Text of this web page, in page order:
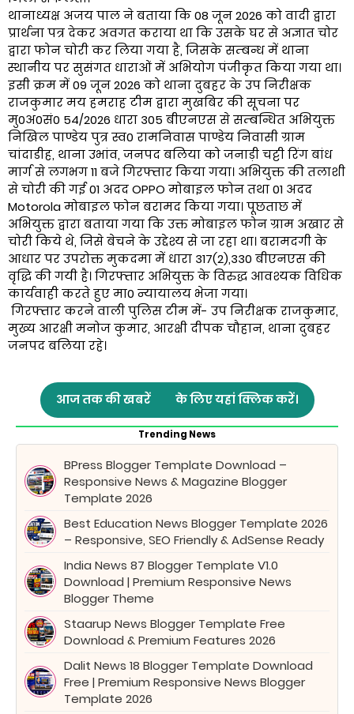
थानाध्यक्ष अजय पाल ने बताया कि 08 जून 2026 को वादी द्वारा
प्रार्थना पत्र देकर अवगत कराया था कि उसके घर से अज्ञात चोर
द्वारा फोन चोरी कर लिया गया है, जिसके सम्बन्ध में थाना
स्थानीय पर सुसंगत धाराओं में अभियोग पंजीकृत किया गया था।
इसी क्रम में 09 जून 2026 को थाना दुबहर के उप निरीक्षक
राजकुमार मय हमराह टीम द्वारा मुखबिर की सूचना पर
मु0अ0सं0 54/2026 धारा 305 बीएनएस से सम्बन्धित अभियुक्त
निखिल पाण्डेय पुत्र स्व0 रामनिवास पाण्डेय निवासी ग्राम
चांदाडीह, थाना उभांव, जनपद बलिया को जनाड़ी चट्टी रिंग बांध
मार्ग से लगभग 11 बजे गिरफ्तार किया गया। अभियुक्त की तलाशी
से चोरी की गई 01 अदद OPPO मोबाइल फोन तथा 01 अदद
Motorola मोबाइल फोन बरामद किया गया। पूछताछ में
अभियुक्त द्वारा बताया गया कि उक्त मोबाइल फोन ग्राम अखार से
चोरी किये थे, जिसे बेचने के उद्देश्य से जा रहा था। बरामदगी के
आधार पर उपरोक्त मुकदमा में धारा 317(2),330 बीएनएस की
वृद्धि की गयी है। गिरफ्तार अभियुक्त के विरुद्ध आवश्यक विधिक
कार्यवाही करते हुए मा0 न्यायालय भेजा गया।
गिरफ्तार करने वाली पुलिस टीम में- उप निरीक्षक राजकुमार,
मुख्य आरक्षी मनोज कुमार, आरक्षी दीपक चौहान, थाना दुबहर
जनपद बलिया रहे।
आज तक की खबरें के लिए यहां क्लिक करें।
Trending News
BPress Blogger Template Download –
Responsive News & Magazine Blogger
Template 2026
Best Education News Blogger Template 2026
– Responsive, SEO Friendly & AdSense Ready
India News 87 Blogger Template V1.0
Download | Premium Responsive News
Blogger Theme
Staarup News Blogger Template Free
Download & Premium Features 2026
Dalit News 18 Blogger Template Download
Free | Premium Responsive News Blogger
Template 2026